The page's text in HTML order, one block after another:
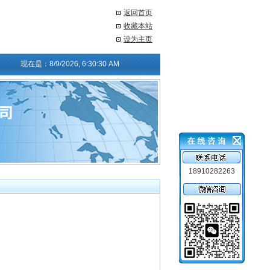
返回首页
收藏本站
设为主页
现在是： 8/9/2026, 6:30:31 AM
18910282263